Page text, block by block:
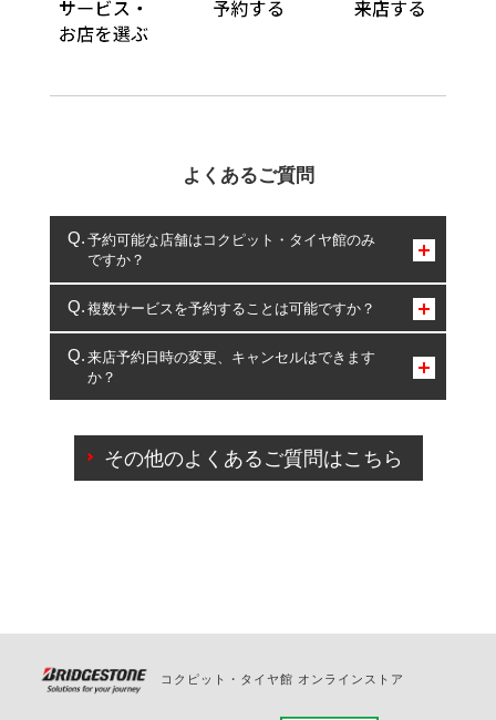
よくあるご質問
予約可能な店舗はコクピット・タイヤ館のみ
ですか？
コクピット・タイヤ館のみとなります。
複数サービスを予約することは可能ですか？
複数サービスのご予約は可能です。
一部の商品・サービスの組み合わせに限り、同時にご予約が
出来ないものもございます。
来店予約日時の変更、キャンセルはできます
か？
ご来店予約日の3営業日前を過ぎている場合のご予約
の日時変更につきましては、直接ご予約の店舗まで
その他のよくあるご質問はこちら
コクピット・タイヤ館 オンラインストア